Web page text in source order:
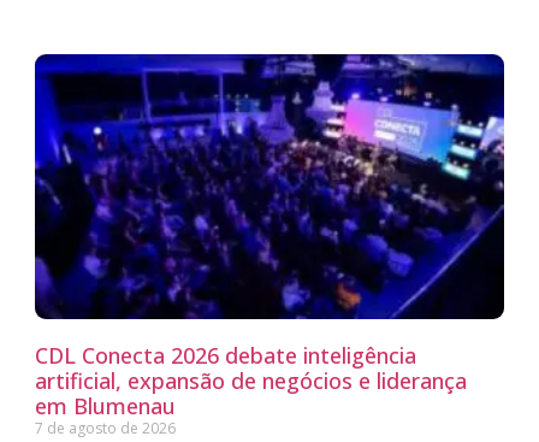
CDL Conecta 2026 debate inteligência
artificial, expansão de negócios e liderança
em Blumenau
7 de agosto de 2026